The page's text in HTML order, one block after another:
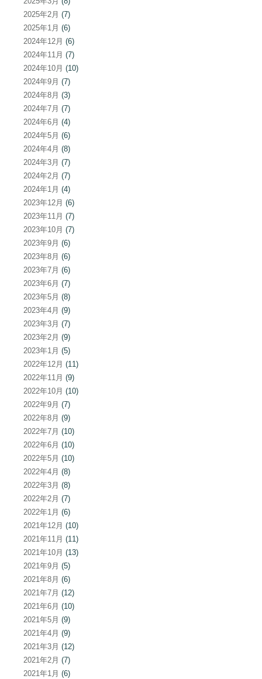
2025年2月 (7)
2025年1月 (6)
2024年12月 (6)
2024年11月 (7)
2024年10月 (10)
2024年9月 (7)
2024年8月 (3)
2024年7月 (7)
2024年6月 (4)
2024年5月 (6)
2024年4月 (8)
2024年3月 (7)
2024年2月 (7)
2024年1月 (4)
2023年12月 (6)
2023年11月 (7)
2023年10月 (7)
2023年9月 (6)
2023年8月 (6)
2023年7月 (6)
2023年6月 (7)
2023年5月 (8)
2023年4月 (9)
2023年3月 (7)
2023年2月 (9)
2023年1月 (5)
2022年12月 (11)
2022年11月 (9)
2022年10月 (10)
2022年9月 (7)
2022年8月 (9)
2022年7月 (10)
2022年6月 (10)
2022年5月 (10)
2022年4月 (8)
2022年3月 (8)
2022年2月 (7)
2022年1月 (6)
2021年12月 (10)
2021年11月 (11)
2021年10月 (13)
2021年9月 (5)
2021年8月 (6)
2021年7月 (12)
2021年6月 (10)
2021年5月 (9)
2021年4月 (9)
2021年3月 (12)
2021年2月 (7)
2021年1月 (6)